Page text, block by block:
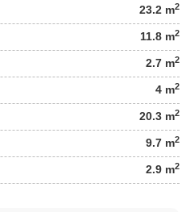
23.2 m2
11.8 m2
2.7 m2
4 m2
20.3 m2
9.7 m2
2.9 m2